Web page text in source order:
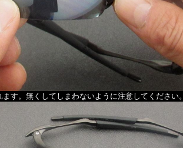
す。無くしてしまわないように注意してください。